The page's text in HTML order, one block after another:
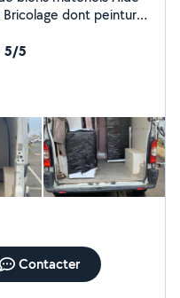
5/5
Contacter